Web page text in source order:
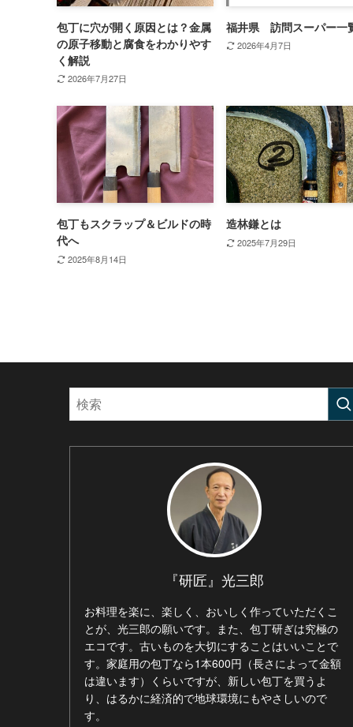
包丁に穴が開く原因とは？金属
の原子移動と腐食をわかりやす
く解説
2026年7月27日
福井県 訪問スーパー一
2026年4月7日
包丁もスクラップ＆ビルドの時
代へ
2025年8月14日
造林鎌とは
2025年7月29日
『研匠』光三郎
お料理を楽に、楽しく、おいしく作っていただくこ
とが、光三郎の願いです。また、包丁研ぎは究極の
エコです。古いものを大切にすることはいいことで
す。家庭用の包丁なら1本600円（長さによって金額
は違います）くらいですが、新しい包丁を買うよ
り、はるかに経済的で地球環境にもやさしいので
す。